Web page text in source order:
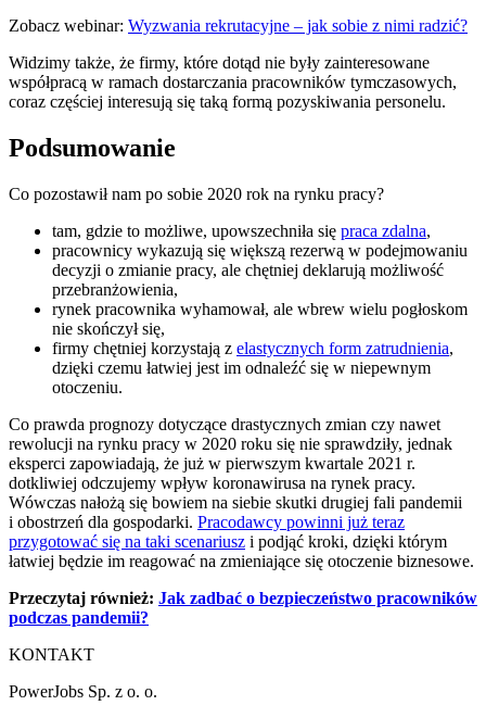
Zobacz webinar: Wyzwania rekrutacyjne – jak sobie z nimi radzić?
Widzimy także, że firmy, które dotąd nie były zainteresowane
współpracą w ramach dostarczania pracowników tymczasowych,
coraz częściej interesują się taką formą pozyskiwania personelu.
Podsumowanie
Co pozostawił nam po sobie 2020 rok na rynku pracy?
tam, gdzie to możliwe, upowszechniła się praca zdalna,
pracownicy wykazują się większą rezerwą w podejmowaniu
decyzji o zmianie pracy, ale chętniej deklarują możliwość
przebranżowienia,
rynek pracownika wyhamował, ale wbrew wielu pogłoskom
nie skończył się,
firmy chętniej korzystają z elastycznych form zatrudnienia,
dzięki czemu łatwiej jest im odnaleźć się w niepewnym
otoczeniu.
Co prawda prognozy dotyczące drastycznych zmian czy nawet
rewolucji na rynku pracy w 2020 roku się nie sprawdziły, jednak
eksperci zapowiadają, że już w pierwszym kwartale 2021 r.
dotkliwiej odczujemy wpływ koronawirusa na rynek pracy.
Wówczas nałożą się bowiem na siebie skutki drugiej fali pandemii
i obostrzeń dla gospodarki. Pracodawcy powinni już teraz
przygotować się na taki scenariusz i podjąć kroki, dzięki którym
łatwiej będzie im reagować na zmieniające się otoczenie biznesowe.
Przeczytaj również: Jak zadbać o bezpieczeństwo pracowników
podczas pandemii?
KONTAKT
PowerJobs Sp. z o. o.